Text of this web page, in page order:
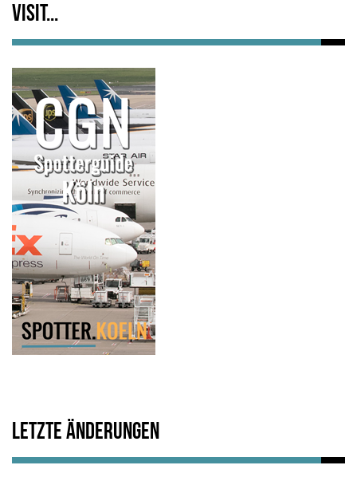
Visit...
Letzte Änderungen